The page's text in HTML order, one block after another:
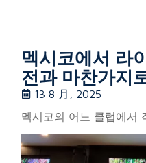
멕시코에서 라
전과 마찬가지
13 8 月, 2025
멕시코의 어느 클럽에서